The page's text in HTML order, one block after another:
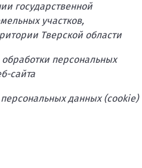
государственной
участков,
Тверской области
персональных
сайта
персональных данных (cookie)